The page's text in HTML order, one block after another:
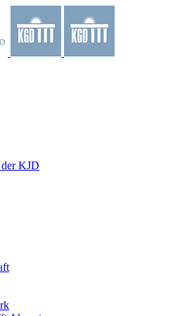
der KJD